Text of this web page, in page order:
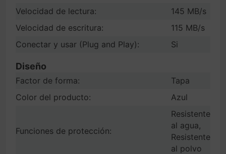
Velocidad de lectura:
145 MB/s
Velocidad de escritura:
115 MB/s
Conectar y usar (Plug and Play):
Si
Diseño
Factor de forma:
Tapa
Color del producto:
Azul
Funciones de protección:
Resistente
al agua,
Resistente
al polvo